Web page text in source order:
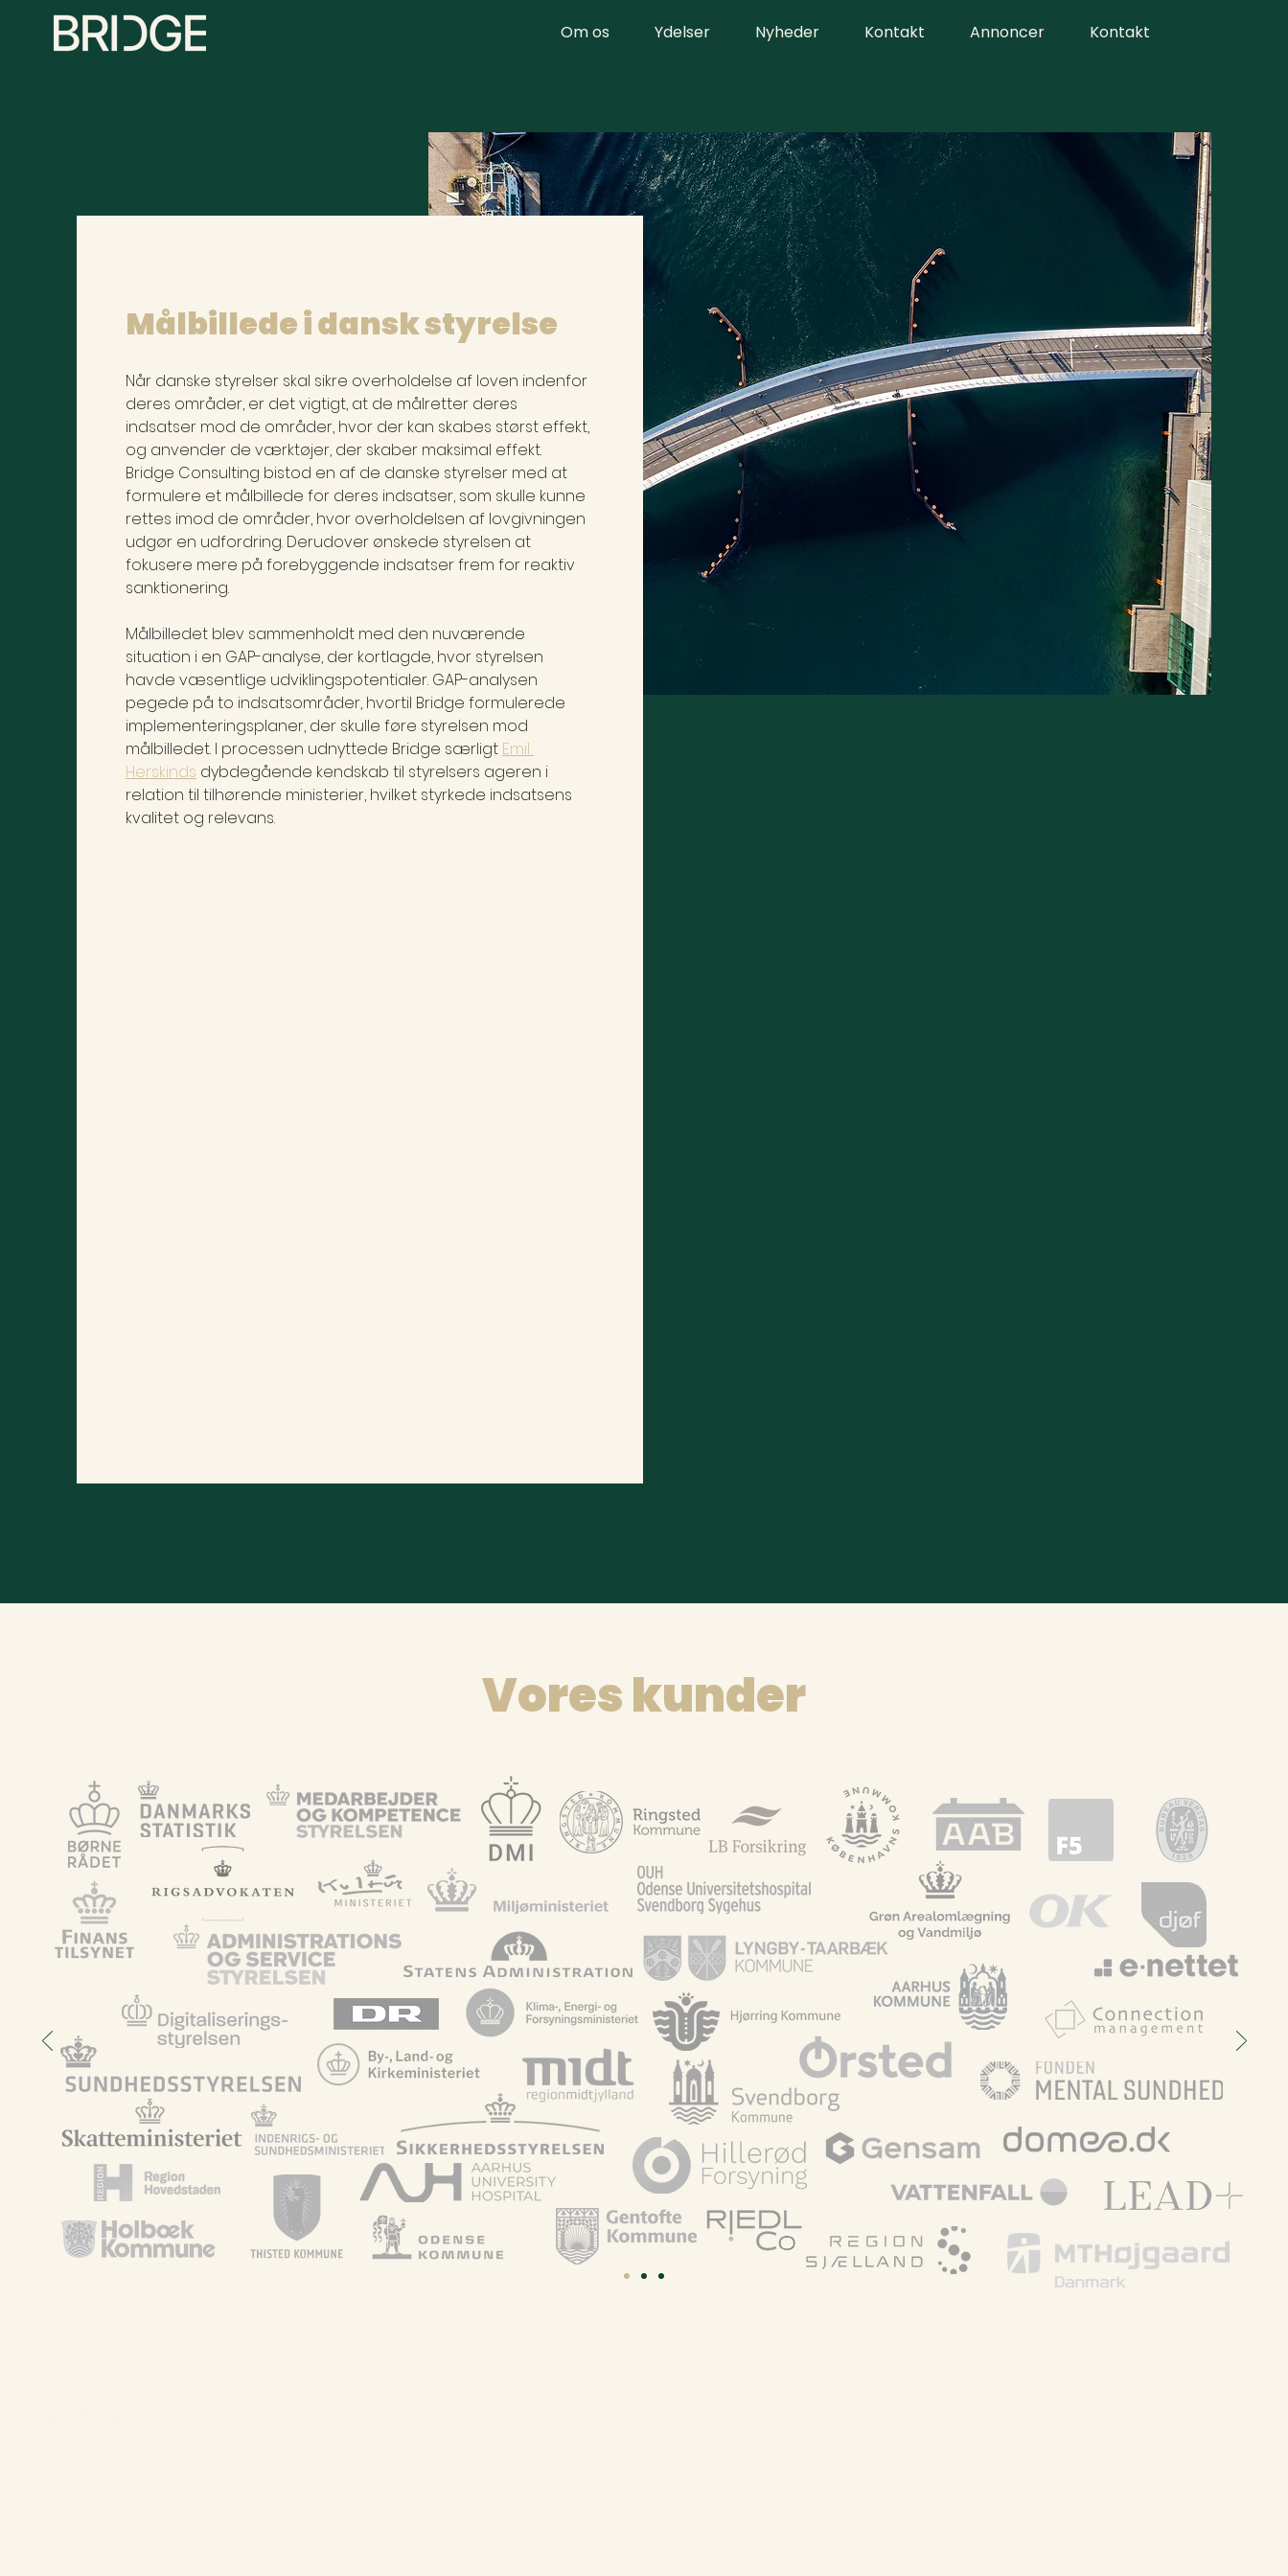
Om os Ydelser Nyheder Kontakt Annoncer Kontakt
Målbillede i dansk styrelse
Når danske styrelser skal sikre overholdelse af loven indenfor
deres områder, er det vigtigt, at de målretter deres
indsatser mod de områder, hvor der kan skabes størst effekt,
og anvender de værktøjer, der skaber maksimal effekt.
Bridge Consulting bistod en af de danske styrelser med at
formulere et målbillede for deres indsatser, som skulle kunne
rettes imod de områder, hvor overholdelsen af lovgivningen
udgør en udfordring. Derudover ønskede styrelsen at
fokusere mere på forebyggende indsatser frem for reaktiv
sanktionering.
Målbilledet blev sammenholdt med den nuværende
situation i en GAP-analyse, der kortlagde, hvor styrelsen
havde væsentlige udviklingspotentialer. GAP-analysen
pegede på to indsatsområder, hvortil Bridge formulerede
implementeringsplaner, der skulle føre styrelsen mod
målbilledet. I processen udnyttede Bridge særligt Emil
Herskinds dybdegående kendskab til styrelsers ageren i
relation til tilhørende ministerier, hvilket styrkede indsatsens
kvalitet og relevans.
Vores kunder